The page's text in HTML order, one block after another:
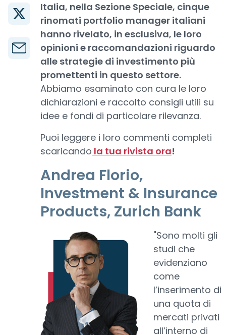
Italia, nella Sezione Speciale, cinque
rinomati portfolio manager italiani
hanno rivelato, in esclusiva, le loro
opinioni e raccomandazioni riguardo
alle strategie di investimento più
promettenti in questo settore.
Abbiamo esaminato con cura le loro
dichiarazioni e raccolto consigli utili su
idee e fondi di particolare rilevanza.
Puoi leggere i loro commenti completi
scaricando la tua rivista ora!
Andrea Florio,
Investment & Insurance
Products, Zurich Bank
"Sono molti gli
studi che
evidenziano
come
l’inserimento di
una quota di
mercati privati
all’interno di